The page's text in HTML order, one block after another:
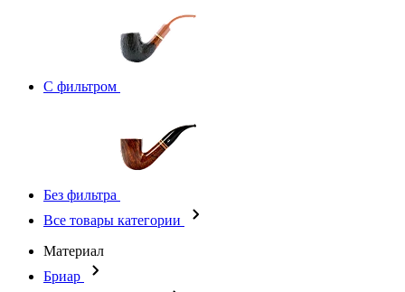
С фильтром
Без фильтра
Все товары категории
Материал
Бриар